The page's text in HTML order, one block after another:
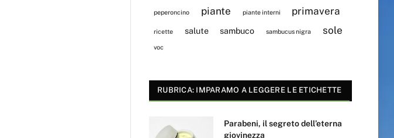
peperoncino piante piante interni primavera
ricette salute sambuco sambucus nigra sole
voc
RUBRICA: IMPARAMO A LEGGERE LE ETICHETTE
Parabeni, il segreto dell’eterna
giovinezza